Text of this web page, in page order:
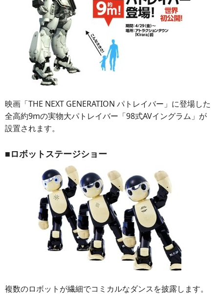
映画「THE NEXT GENERATION パトレイバー」に登場した
全高約9mの実物大パトレイバー「98式AVイングラム」が
設置されます。
■ロボットステージショー
複数のロボットが繊細でコミカルなダンスを披露します。